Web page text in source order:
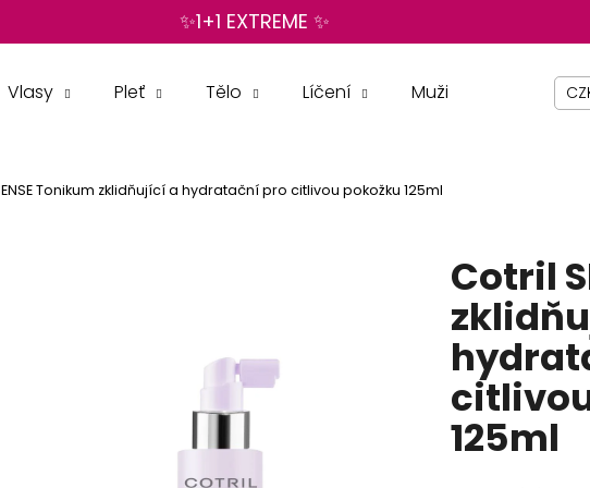
✨1+1 EXTREME ✨
Vlasy Pleť Tělo Líčení Muži Beauty
Tonikum zklidňující a hydratační pro citlivou pokožku 125ml
Cotril
125ml
HLEDAT